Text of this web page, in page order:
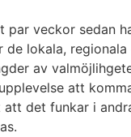
par veckor sedan
lokala,
av
att
det funkar i